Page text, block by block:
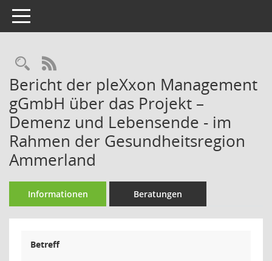
Toggle navigation
Rechercheauswahl
RSS-Feed
Bericht der pleXxon Management
gGmbH über das Projekt –
Demenz und Lebensende - im
Rahmen der Gesundheitsregion
Ammerland
Informationen Beratungen
Betreff